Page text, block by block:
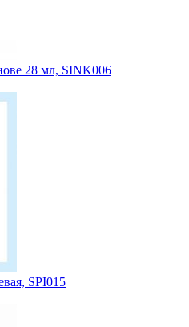
28 мл, SINK006
SPI015